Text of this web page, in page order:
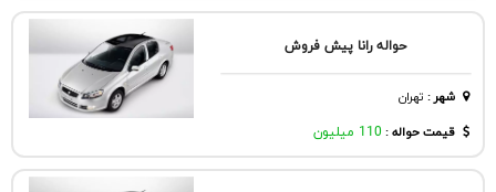
حواله رانا پیش فروش
شهر: تهران
قیمت حواله : 110 میلیون